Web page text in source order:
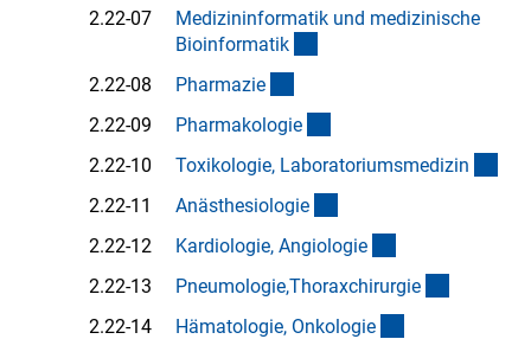
2.22-07
Medizininformatik und medizinische
Bioinformatik
2.22-08
Pharmazie
2.22-09
Pharmakologie
2.22-10
Toxikologie, Laboratoriumsmedizin
2.22-11
Anästhesiologie
2.22-12
Kardiologie, Angiologie
2.22-13
Pneumologie,Thoraxchirurgie
2.22-14
Hämatologie, Onkologie